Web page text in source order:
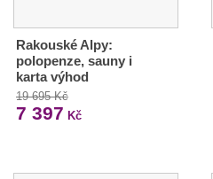
Rakouské Alpy:
polopenze, sauny i
karta výhod
19 695 Kč
7 397 Kč